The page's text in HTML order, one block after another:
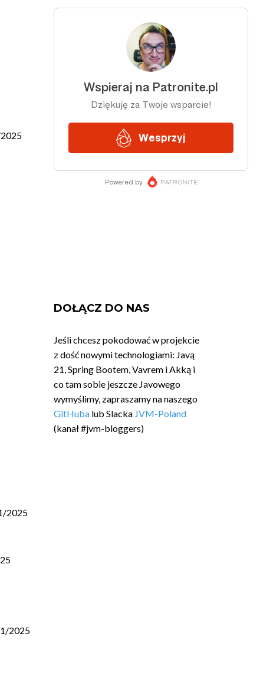
2025
2025
DOŁĄCZ DO NAS
Jeśli chcesz pokodować w projekcie
z dość nowymi technologiami: Javą
21, Spring Bootem, Vavrem i Akką i
co tam sobie jeszcze Javowego
wymyślimy, zapraszamy na naszego
GitHuba lub Slacka JVM-Poland
(kanał #jvm-bloggers)